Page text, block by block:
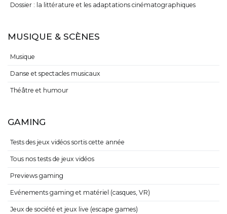
Dossier : la littérature et les adaptations cinématographiques
MUSIQUE & SCÈNES
Musique
Danse et spectacles musicaux
Théâtre et humour
GAMING
Tests des jeux vidéos sortis cette année
Tous nos tests de jeux vidéos
Previews gaming
Evénements gaming et matériel (casques, VR)
Jeux de société et jeux live (escape games)